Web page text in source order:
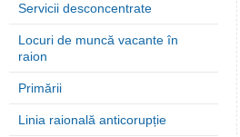
Servicii desconcentrate
Locuri de muncă vacante în
raion
Primării
Linia raională anticorupție